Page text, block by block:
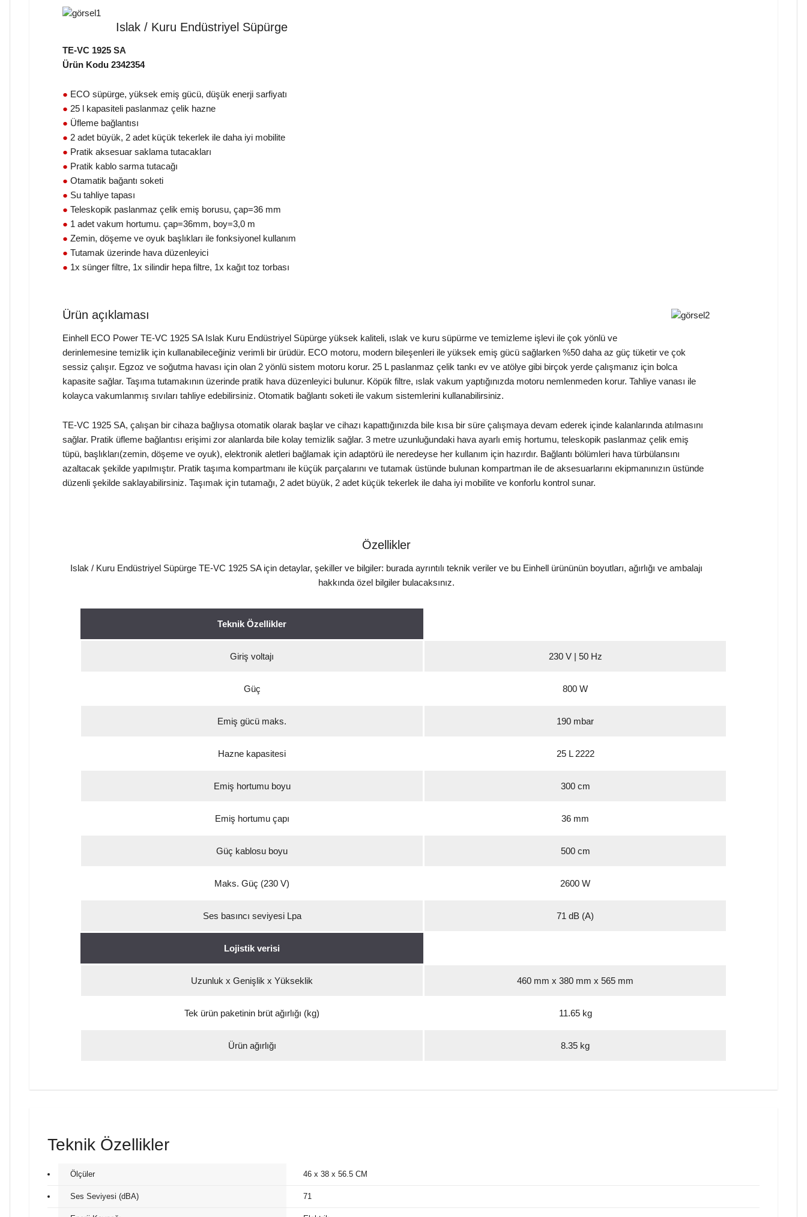
Islak / Kuru Endüstriyel Süpürge
TE-VC 1925 SA
Ürün Kodu 2342354
● ECO süpürge, yüksek emiş gücü, düşük enerji sarfiyatı
● 25 l kapasiteli paslanmaz çelik hazne
● Üfleme bağlantısı
● 2 adet büyük, 2 adet küçük tekerlek ile daha iyi mobilite
● Pratik aksesuar saklama tutacakları
● Pratik kablo sarma tutacağı
● Otamatik bağantı soketi
● Su tahliye tapası
● Teleskopik paslanmaz çelik emiş borusu, çap=36 mm
● 1 adet vakum hortumu. çap=36mm, boy=3,0 m
● Zemin, döşeme ve oyuk başlıkları ile fonksiyonel kullanım
● Tutamak üzerinde hava düzenleyici
● 1x sünger filtre, 1x silindir hepa filtre, 1x kağıt toz torbası
Ürün açıklaması
Einhell ECO Power TE-VC 1925 SA Islak Kuru Endüstriyel Süpürge yüksek kaliteli, ıslak ve kuru süpürme ve temizleme işlevi ile çok yönlü ve
derinlemesine temizlik için kullanabileceğiniz verimli bir ürüdür. ECO motoru, modern bileşenleri ile yüksek emiş gücü sağlarken %50 daha az güç tüketir ve çok
sessiz çalışır. Egzoz ve soğutma havası için olan 2 yönlü sistem motoru korur. 25 L paslanmaz çelik tankı ev ve atölye gibi birçok yerde çalışmanız için bolca
kapasite sağlar. Taşıma tutamakının üzerinde pratik hava düzenleyici bulunur. Köpük filtre, ıslak vakum yaptığınızda motoru nemlenmeden korur. Tahliye vanası ile
kolayca vakumlanmış sıvıları tahliye edebilirsiniz. Otomatik bağlantı soketi ile vakum sistemlerini kullanabilirsiniz.
TE-VC 1925 SA, çalışan bir cihaza bağlıysa otomatik olarak başlar ve cihazı kapattığınızda bile kısa bir süre çalışmaya devam ederek içinde kalanlarında atılmasını
sağlar. Pratik üfleme bağlantısı erişimi zor alanlarda bile kolay temizlik sağlar. 3 metre uzunluğundaki hava ayarlı emiş hortumu, teleskopik paslanmaz çelik emiş
tüpü, başlıkları(zemin, döşeme ve oyuk), elektronik aletleri bağlamak için adaptörü ile neredeyse her kullanım için hazırdır. Bağlantı bölümleri hava türbülansını
azaltacak şekilde yapılmıştır. Pratik taşıma kompartmanı ile küçük parçalarını ve tutamak üstünde bulunan kompartman ile de aksesuarlarını ekipmanınızın üstünde
düzenli şekilde saklayabilirsiniz. Taşımak için tutamağı, 2 adet büyük, 2 adet küçük tekerlek ile daha iyi mobilite ve konforlu kontrol sunar.
Özellikler
Islak / Kuru Endüstriyel Süpürge TE-VC 1925 SA için detaylar, şekiller ve bilgiler: burada ayrıntılı teknik veriler ve bu Einhell ürününün boyutları, ağırlığı ve ambalajı
hakkında özel bilgiler bulacaksınız.
Teknik Özellikler
Giriş voltajı 230 V | 50 Hz
Güç 800 W
Emiş gücü maks. 190 mbar
Hazne kapasitesi 25 L 2222
Emiş hortumu boyu 300 cm
Emiş hortumu çapı 36 mm
Güç kablosu boyu 500 cm
Maks. Güç (230 V) 2600 W
Ses basıncı seviyesi Lpa 71 dB (A)
Lojistik verisi
Uzunluk x Genişlik x Yükseklik 460 mm x 380 mm x 565 mm
Tek ürün paketinin brüt ağırlığı (kg) 11.65 kg
Ürün ağırlığı 8.35 kg
Teknik Özellikler
Ölçüler 46 x 38 x 56.5 CM
Ses Seviyesi (dBA) 71